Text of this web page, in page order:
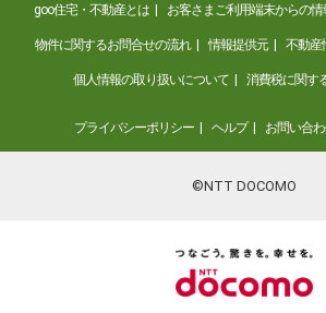
goo住宅・不動産とは お客さまご利用端末からの
物件に関するお問合せの流れ 情報提供元 不動産
個人情報の取り扱いについて 消費税に関す
プライバシーポリシー ヘルプ お問い合
©NTT DOCOMO